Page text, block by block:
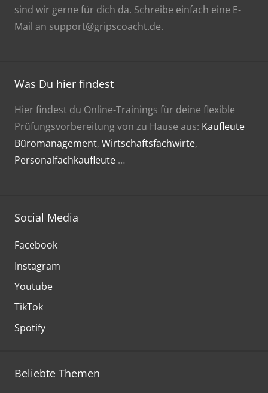
sind wir gerne für dich da. Schreibe einfach eine E-
Mail an support@gripscoacht.de.
Was Du hier findest
Hier findest du Online-Trainings für deine flexible
Prüfungsvorbereitung von zu Hause aus: Kaufleute
Büromanagement, Wirtschaftsfachwirte,
Personalfachkaufleute …
Social Media
Facebook
Instagram
Youtube
TikTok
Spotify
Beliebte Themen